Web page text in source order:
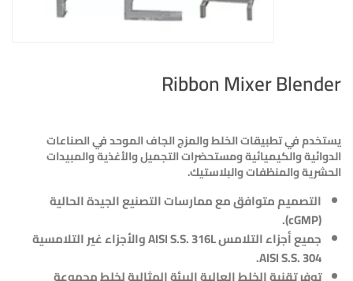
Ribbon Mixer Blender
يستخدم في تطبيقات الخلط والمزج الجاف الموحد في الصناعات
الدوائية والكيميائية ومستحضرات التجميل والأغذية والمبيدات
الحشرية والمنظفات والبلاستيك.
التصميم متوافق مع ممارسات التصنيع الجيدة الحالية
(
cGMP
).
جميع أجزاء التلامسAISI S.S. 316Lوالأجزاء غير التلامسية
AISI S.S. 304
.